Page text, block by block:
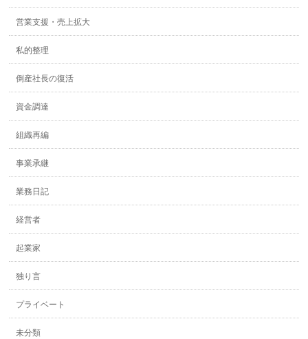
営業支援・売上拡大
私的整理
倒産社長の復活
資金調達
組織再編
事業承継
業務日記
経営者
起業家
独り言
プライベート
未分類